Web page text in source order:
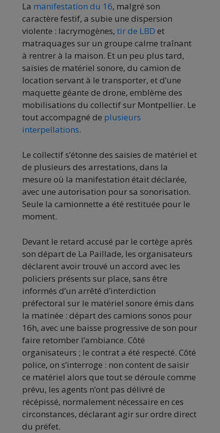
La manifestation du 16, malgré son
caractère festif, a subie une dispersion
violente : lacrymogènes, tir de LBD et
matraquages sur un groupe calme traînant
à rentrer à la maison. Et un peu plus tard,
saisies de matériel sonore, du camion de
location servant à le transporter, et d’une
maquette géante de drone, emblème des
mobilisations du collectif sur Montpellier. Le
tout accompagné de plusieurs
interpellations.
Le collectif s’étonne des saisies de matériel et
de plusieurs des arrestations, dans la
mesure où la manifestation était déclarée,
avec une autorisation pour sa sonorisation.
Seule la camionnette a été restituée pour le
moment.
Devant le retard accusé par le cortège après
son départ de La Paillade, les organisateurs
déclarent avoir trouvé un accord avec les
policiers présents sur place, sans être
informés d’un arrêté d’interdiction
préfectoral sur le matériel sonore émis dans
la matinée : départ des camions sonos pour
16h, avec une baisse progressive de son pour
faire retomber l’ambiance. Côté
organisateurs ; le contrat a été respecté. Côté
police, on s’interroge : non content de saisir
ce matériel alors que tout se déroule comme
prévu, les agents n’ont pas délivré de
récépissé, normalement nécessaire en ces
circonstances, déclarant agir sur ordre direct
du préfet.